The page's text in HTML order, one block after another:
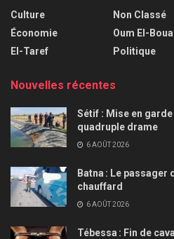
Culture
Économie
El-Taref
Non Classé
Oum El-
Politique
Nouvelles récentes
Sétif : Mise en garde
quadruple drame
6 AOÛT 2026
Batna : Le passager
chauffard
6 AOÛT 2026
Tébessa : Fin de